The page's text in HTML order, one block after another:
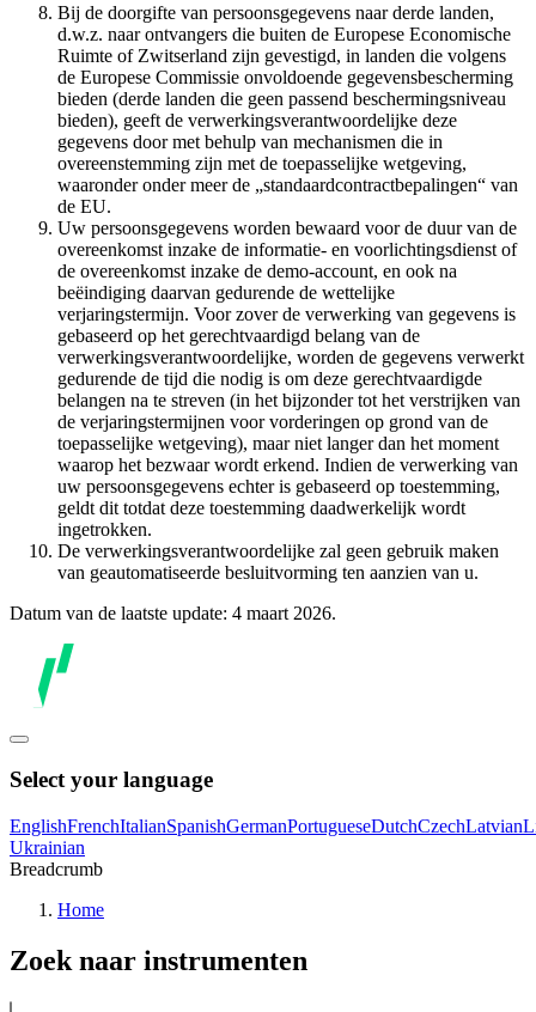
Bij de doorgifte van persoonsgegevens naar derde landen,
d.w.z. naar ontvangers die buiten de Europese Economische
Ruimte of Zwitserland zijn gevestigd, in landen die volgens
de Europese Commissie onvoldoende gegevensbescherming
bieden (derde landen die geen passend beschermingsniveau
bieden), geeft de verwerkingsverantwoordelijke deze
gegevens door met behulp van mechanismen die in
overeenstemming zijn met de toepasselijke wetgeving,
waaronder onder meer de „standaardcontractbepalingen“ van
de EU.
Uw persoonsgegevens worden bewaard voor de duur van de
overeenkomst inzake de informatie- en voorlichtingsdienst of
de overeenkomst inzake de demo-account, en ook na
beëindiging daarvan gedurende de wettelijke
verjaringstermijn. Voor zover de verwerking van gegevens is
gebaseerd op het gerechtvaardigd belang van de
verwerkingsverantwoordelijke, worden de gegevens verwerkt
gedurende de tijd die nodig is om deze gerechtvaardigde
belangen na te streven (in het bijzonder tot het verstrijken van
de verjaringstermijnen voor vorderingen op grond van de
toepasselijke wetgeving), maar niet langer dan het moment
waarop het bezwaar wordt erkend. Indien de verwerking van
uw persoonsgegevens echter is gebaseerd op toestemming,
geldt dit totdat deze toestemming daadwerkelijk wordt
ingetrokken.
De verwerkingsverantwoordelijke zal geen gebruik maken
van geautomatiseerde besluitvorming ten aanzien van u.
Datum van de laatste update: 4 maart 2026.
Select your language
EnglishFrenchItalianSpanishGermanPortugueseDutchCzechLatvian
Ukrainian
Breadcrumb
Home
Zoek naar instrumenten